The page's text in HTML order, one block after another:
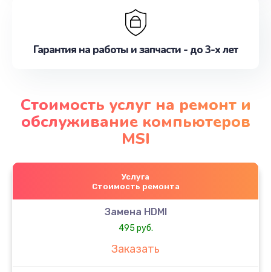
Гарантия на работы и запчасти - до 3-х лет
Стоимость услуг на ремонт и
обслуживание компьютеров
MSI
Услуга
Стоимость ремонта
Замена HDMI
495 руб.
Заказать